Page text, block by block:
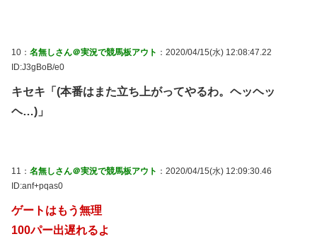
10： 名無しさん＠実況で競馬板アウト ：2020/04/15(水) 12:08:47.22
ID:J3gBoB/e0
キセキ「(本番はまた立ち上がってやるわ。ヘッヘッ
ヘ…)」
11： 名無しさん＠実況で競馬板アウト ：2020/04/15(水) 12:09:30.46
ID:anf+pqas0
ゲートはもう無理
100パー出遅れるよ